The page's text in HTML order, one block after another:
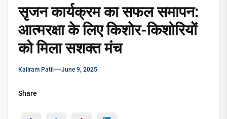
सृजन कार्यक्रम का सफल समापन:
आत्मरक्षा के लिए किशोर-किशोरियों
को मिला सशक्त मंच
Kaliram Patil June 9, 2025
Share